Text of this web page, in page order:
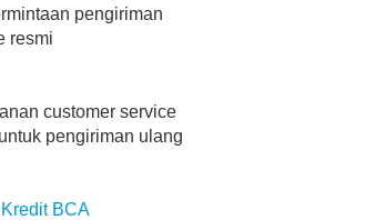
pengiriman
resmi
customer service
pengiriman ulang
BCA